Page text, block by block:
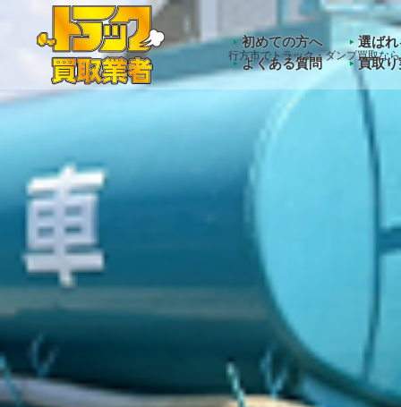
Warning : Undefined array key
行方市でトラック・ダンプ買取な
初めての方へ
選ば
よくある質問
買取